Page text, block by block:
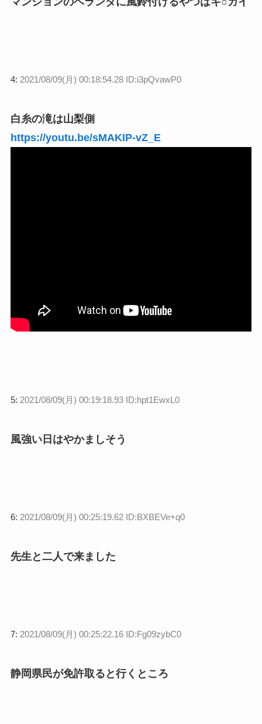
4: 2021/08/09(月) 00:18:54.28 ID:i3pQvawP0
白糸の滝は山梨側
https://youtu.be/sMAKIP-vZ_E
5: 2021/08/09(月) 00:19:18.93 ID:hpt1EwxL0
風強い日はやかましそう
6: 2021/08/09(月) 00:25:19.62 ID:BXBEVe+q0
先生と二人で来ました
7: 2021/08/09(月) 00:25:22.16 ID:Fg09zybC0
静岡県民が免許取ると行くところ